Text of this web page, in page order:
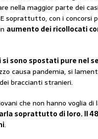
nella maggior parte dei casi
soprattutto, con i concorsi
aumento dei ricollocati
si sono spostati pure nel
causa pandemia, si
braccianti stranieri.
che non hanno voglia di
soprattutto di loro. Il
.